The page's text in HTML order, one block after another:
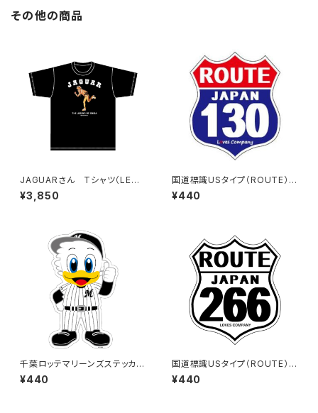
その他の商品
JAGUARさん Tシャツ（LEGE
ND-B）Black
¥3,850
国道標識USタイプ（ROUTE）ス
テッカー 130号線
¥440
千葉ロッテマリーンズステッカー
13
¥440
国道標識USタイプ（ROUTE）ス
テッカー 266号線（ホワイト）
¥440